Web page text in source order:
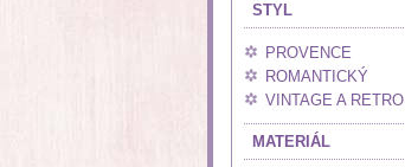
STYL
PROVENCE
ROMANTICKÝ
VINTAGE A RETRO
MATERIÁL